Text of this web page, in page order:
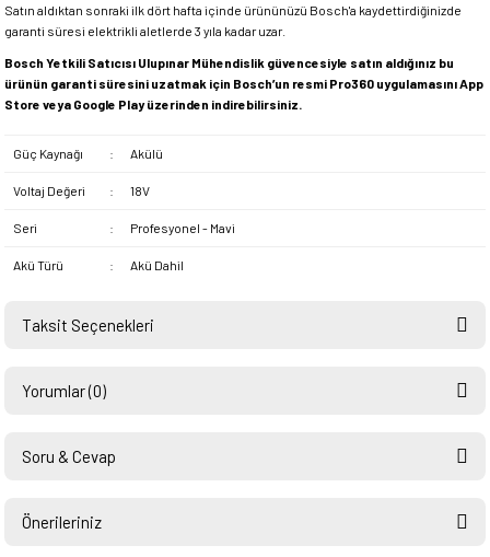
Satın aldıktan sonraki ilk dört hafta içinde ürününüzü Bosch'a kaydettirdiğinizde
garanti süresi elektrikli aletlerde 3 yıla kadar uzar.
Bosch Yetkili Satıcısı Ulupınar Mühendislik güvencesiyle satın aldığınız bu
ürünün garanti süresini uzatmak için Bosch’un resmi Pro360 uygulamasını App
Store veya Google Play üzerinden indirebilirsiniz.
Güç Kaynağı : Akülü
Voltaj Değeri : 18V
Seri : Profesyonel - Mavi
Akü Türü : Akü Dahil
Taksit Seçenekleri
Yorumlar (0)
Soru & Cevap
Ümit Kuştekin | 28/03/2026
Önerileriniz